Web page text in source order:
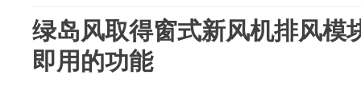
绿岛风取得窗式新风机排风模
即用的功能